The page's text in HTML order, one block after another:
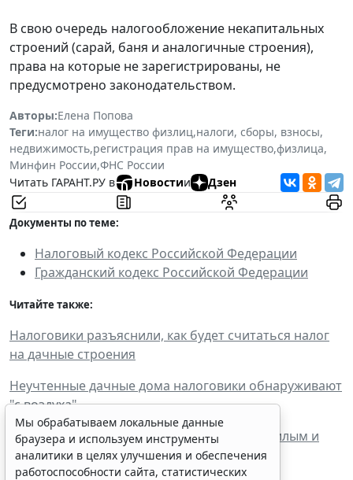
В свою очередь налогообложение некапитальных
строений (сарай, баня и аналогичные строения),
права на которые не зарегистрированы, не
предусмотрено законодательством.
Авторы:Елена Попова
Теги:налог на имущество физлиц,налоги, сборы, взносы,
недвижимость,регистрация прав на имущество,физлица,
Минфин России,ФНС России
Читать ГАРАНТ.РУ в
Новостии Дзен
Документы по теме:
Налоговый кодекс Российской Федерации
Гражданский кодекс Российской Федерации
Читайте также:
Налоговики разъяснили, как будет считаться налог
на дачные строения
Неучтенные дачные дома налоговики обнаруживают
"с воздуха"
Садовые и дачные домики приравняли к жилым и
обложили налогом
Мы обрабатываем локальные данные
браузера и используем инструменты
аналитики в целях улучшения и обеспечения
работоспособности сайта, статистических